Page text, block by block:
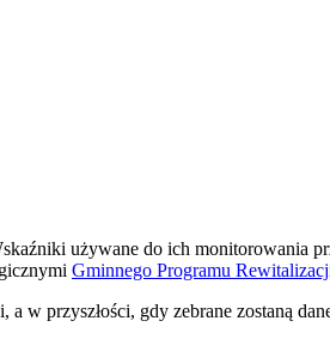
używane do ich monitorowania
Gminnego Programu
w przyszłości, gdy zebrane zostaną